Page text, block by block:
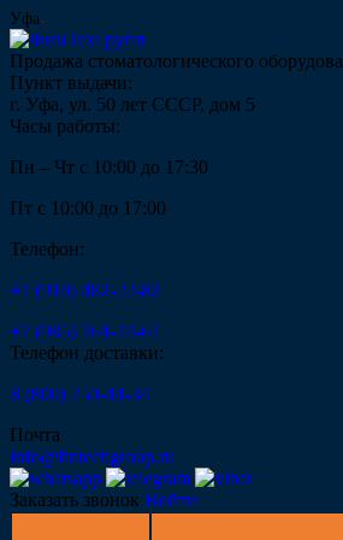
Уфа
Продажа стоматологического
Пункт выдачи:
г. Уфа, ул. 50 лет СССР, дом 5
Часы работы:
Пн – Чт с 10:00 до 17:30
Пт с 10:00 до 17:00
Телефон:
+7 (910) 482-22-82
+7 (985) 764-74-61
Телефон доставки:
8 (800) 250-44-34
Почта
info@fintechgroup.ru
Заказать звонок Войти